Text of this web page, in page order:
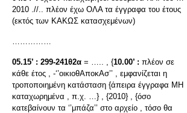
2010 .//.. πλέον έχω ΟΛΑ τα έγγραφα του έτους
(εκτός των ΚΑΚΩΣ κατασχεμένων)
……………
05.15’ : 299-241θ2α = ….. , {10.00’ : πλέον σε
κάθε έτος , -‘’οικιοθΑποκΑσ’’ , εμφανίζεται η
τροποποιημένη κατάσταση {άπειρα έγγραφα ΜΗ
καταχωρημένα , π.χ. …} , {2010} , {όσο
κατεβαίνουν τα ‘’μπάζα’’ στο αρχείο , τόσο θα